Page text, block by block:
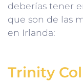
deberías tener
que son de las
en Irlanda:
Trinity